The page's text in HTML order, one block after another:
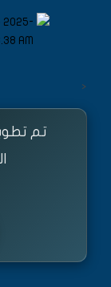
<
تم